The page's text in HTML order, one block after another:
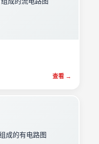
查看 →